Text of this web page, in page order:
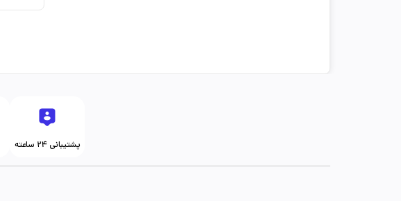
پشتیبانی ۲۴ ساعته